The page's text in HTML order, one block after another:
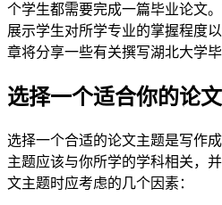
个学生都需要完成一篇毕业论文
展示学生对所学专业的掌握程度
章将分享一些有关撰写湖北大学
选择一个适合你的论
选择一个合适的论文主题是写作
主题应该与你所学的学科相关，
文主题时应考虑的几个因素：